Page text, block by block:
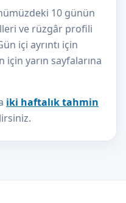
10 günün
ve rüzgâr profili
içi ayrıntı için
yarın sayfalarına
iki haftalık tahmin